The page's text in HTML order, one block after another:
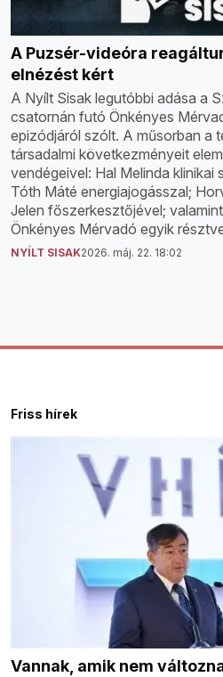
A Puzsér-videóra
elnézést kért
A Nyílt Sisak legutóbbi adása a
csatornán futó Önkényes
epizódjáról szólt. A műsorban a
társadalmi következményeit
vendégeivel: Hal Melinda klinikai
Tóth Máté energiajogásszal;
Jelen főszerkesztőjével;
Önkényes Mérvadó egyik
NYÍLT SISAK2026. máj. 22. 18:02
Friss hírek
Vannak, amik nem